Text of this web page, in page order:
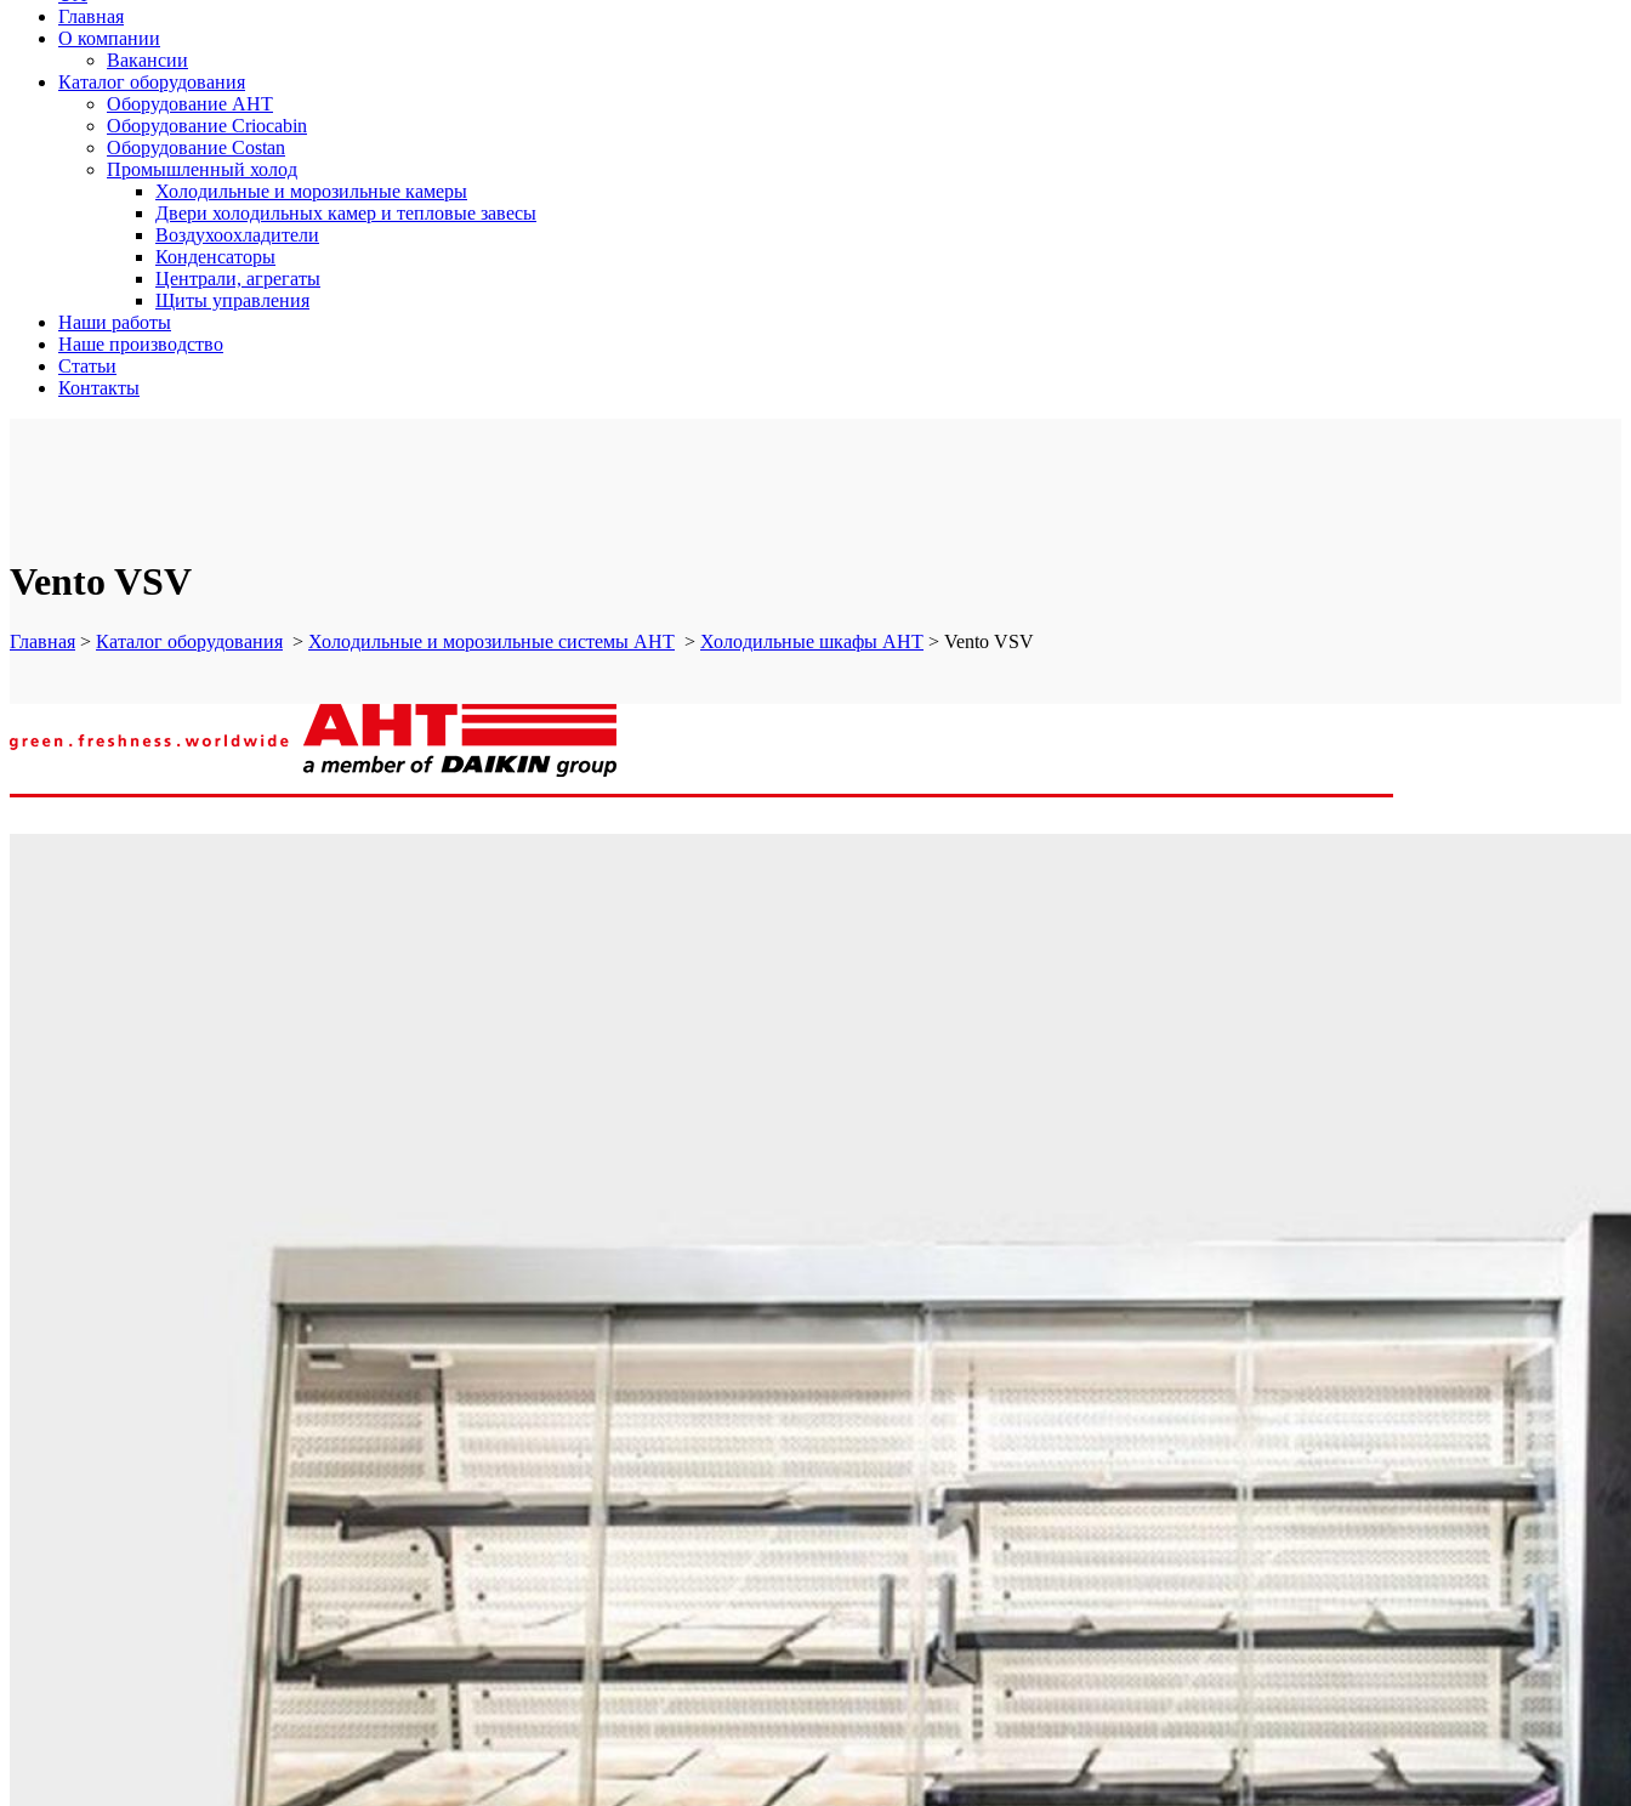
Главная
О компании
Вакансии
Каталог оборудования
Оборудование AHT
Оборудование Criocabin
Оборудование Costan
Промышленный холод
Холодильные и морозильные камеры
Двери холодильных камер и тепловые завесы
Воздухоохладители
Конденсаторы
Централи, агрегаты
Щиты управления
Наши работы
Наше производство
Статьи
Контакты
Vento VSV
Главная > Каталог оборудования > Холодильные и морозильные системы AHT > Холодильные шкафы AHT > Vento VSV